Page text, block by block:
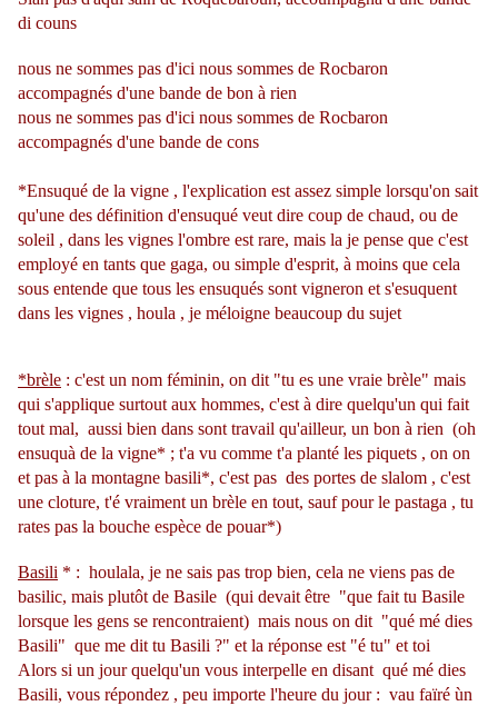
di couns
nous ne sommes pas d'ici nous sommes de Rocbaron
accompagnés d'une bande de bon à rien
nous ne sommes pas d'ici nous sommes de Rocbaron
accompagnés d'une bande de cons
*Ensuqué de la vigne , l'explication est assez simple lorsqu'on sait
qu'une des définition d'ensuqué veut dire coup de chaud, ou de
soleil , dans les vignes l'ombre est rare, mais la je pense que c'est
employé en tants que gaga, ou simple d'esprit, à moins que cela
sous entende que tous les ensuqués sont vigneron et s'esuquent
dans les vignes , houla , je méloigne beaucoup du sujet
*brèle : c'est un nom féminin, on dit "tu es une vraie brèle" mais
qui s'applique surtout aux hommes, c'est à dire quelqu'un qui fait
tout mal, aussi bien dans sont travail qu'ailleur, un bon à rien (oh
ensuquà de la vigne* ; t'a vu comme t'a planté les piquets , on on
et pas à la montagne basili*, c'est pas des portes de slalom , c'est
une cloture, t'é vraiment un brèle en tout, sauf pour le pastaga , tu
rates pas la bouche espèce de pouar*)
Basili * : houlala, je ne sais pas trop bien, cela ne viens pas de
basilic, mais plutôt de Basile (qui devait être "que fait tu Basile
lorsque les gens se rencontraient) mais nous on dit "qué mé dies
Basili" que me dit tu Basili ?" et la réponse est "é tu" et toi
Alors si un jour quelqu'un vous interpelle en disant qué mé dies
Basili, vous répondez , peu importe l'heure du jour : vau faïré ùn